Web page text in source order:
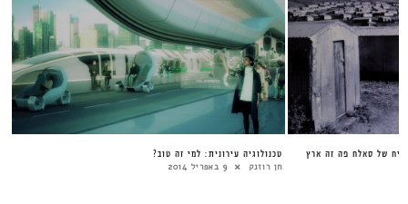
טכנולוגיה עירונית: למי זה טוב?
חן רוזנק 9 באפריל 2014
של סאלח פה זה ארץ